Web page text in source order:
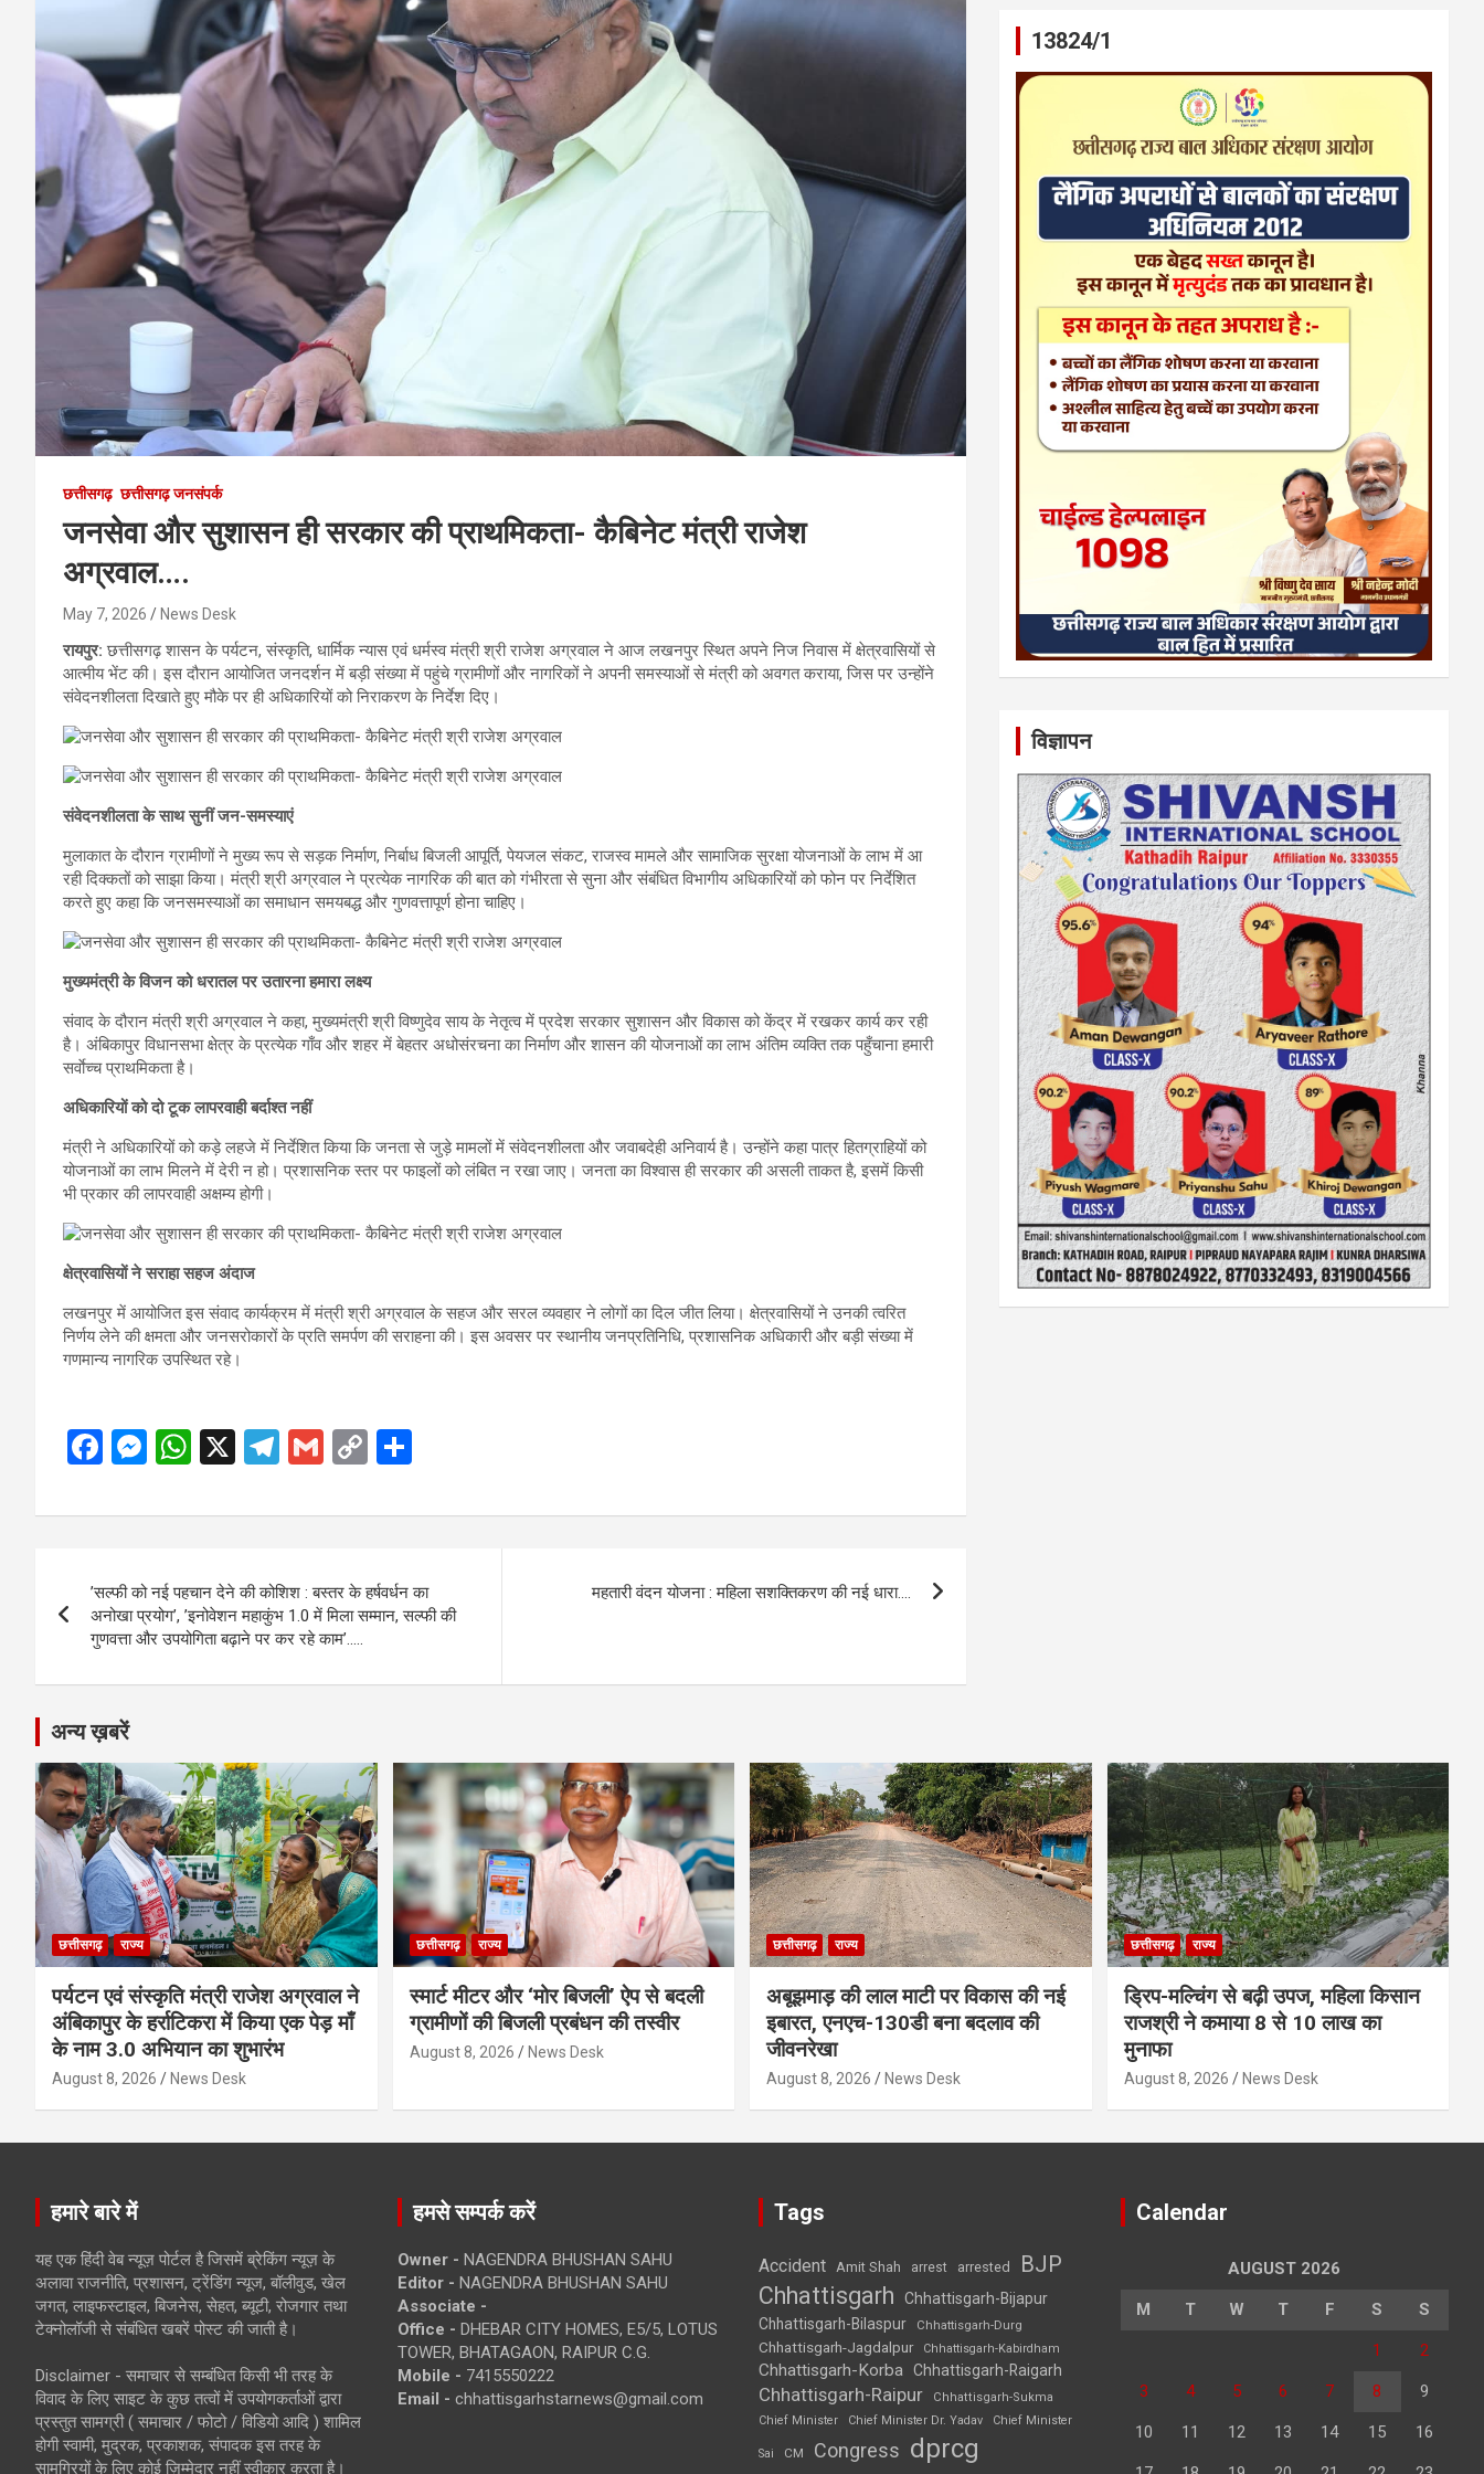
छत्तीसगढ़ छत्तीसगढ़ जनसंपर्क
जनसेवा और सुशासन ही सरकार की प्राथमिकता- कैबिनेट मंत्री राजेश
अग्रवाल….
May 7, 2026 News Desk
रायपुर:छत्तीसगढ़ शासन के पर्यटन, संस्कृति, धार्मिक न्यास एवं धर्मस्व मंत्री श्री राजेश अग्रवाल ने आज लखनपुर स्थित अपने निज निवास में क्षेत्रवासियों से
आत्मीय भेंट की। इस दौरान आयोजित जनदर्शन में बड़ी संख्या में पहुंचे ग्रामीणों और नागरिकों ने अपनी समस्याओं से मंत्री को अवगत कराया, जिस पर उन्होंने
संवेदनशीलता दिखाते हुए मौके पर ही अधिकारियों को निराकरण के निर्देश दिए।
संवेदनशीलता के साथ सुनीं जन-समस्याएं
मुलाकात के दौरान ग्रामीणों ने मुख्य रूप से सड़क निर्माण, निर्बाध बिजली आपूर्ति, पेयजल संकट, राजस्व मामले और सामाजिक सुरक्षा योजनाओं के लाभ में आ
रही दिक्कतों को साझा किया। मंत्री श्री अग्रवाल ने प्रत्येक नागरिक की बात को गंभीरता से सुना और संबंधित विभागीय अधिकारियों को फोन पर निर्देशित
करते हुए कहा कि जनसमस्याओं का समाधान समयबद्ध और गुणवत्तापूर्ण होना चाहिए।
मुख्यमंत्री के विजन को धरातल पर उतारना हमारा लक्ष्य
संवाद के दौरान मंत्री श्री अग्रवाल ने कहा, मुख्यमंत्री श्री विष्णुदेव साय के नेतृत्व में प्रदेश सरकार सुशासन और विकास को केंद्र में रखकर कार्य कर रही
है। अंबिकापुर विधानसभा क्षेत्र के प्रत्येक गाँव और शहर में बेहतर अधोसंरचना का निर्माण और शासन की योजनाओं का लाभ अंतिम व्यक्ति तक पहुँचाना हमारी
सर्वाेच्च प्राथमिकता है।
अधिकारियों को दो टूक लापरवाही बर्दाश्त नहीं
मंत्री ने अधिकारियों को कड़े लहजे में निर्देशित किया कि जनता से जुड़े मामलों में संवेदनशीलता और जवाबदेही अनिवार्य है। उन्होंने कहा पात्र हितग्राहियों को
योजनाओं का लाभ मिलने में देरी न हो। प्रशासनिक स्तर पर फाइलों को लंबित न रखा जाए। जनता का विश्वास ही सरकार की असली ताकत है, इसमें किसी
भी प्रकार की लापरवाही अक्षम्य होगी।
क्षेत्रवासियों ने सराहा सहज अंदाज
लखनपुर में आयोजित इस संवाद कार्यक्रम में मंत्री श्री अग्रवाल के सहज और सरल व्यवहार ने लोगों का दिल जीत लिया। क्षेत्रवासियों ने उनकी त्वरित
निर्णय लेने की क्षमता और जनसरोकारों के प्रति समर्पण की सराहना की। इस अवसर पर स्थानीय जनप्रतिनिधि, प्रशासनिक अधिकारी और बड़ी संख्या में
गणमान्य नागरिक उपस्थित रहे।
F
ce
o
o
k
M
se
g
er
W
at
A
p
p
X
T
e
a
m
G
ail
C
py
n
k
ar
navigation
’सल्फी को नई पहचान देने की कोशिश : बस्तर के हर्षवर्धन का
अनोखा प्रयोग’, ’इनोवेशन महाकुंभ 1.0 में मिला सम्मान, सल्फी की
गुणवत्ता और उपयोगिता बढ़ाने पर कर रहे काम’…..
महतारी वंदन योजना : महिला सशक्तिकरण की नई धारा….
13824/1
विज्ञापन
अन्य ख़बरें
छत्तीसगढ़ राज्य
पर्यटन एवं संस्कृति मंत्री राजेश अग्रवाल ने
अंबिकापुर के हर्राटिकरा में किया एक पेड़ माँ
के नाम 3.0 अभियान का शुभारंभ
August 8, 2026 News Desk
छत्तीसगढ़ राज्य
स्मार्ट मीटर और ‘मोर बिजली’ ऐप से बदली
ग्रामीणों की बिजली प्रबंधन की तस्वीर
August 8, 2026 News Desk
छत्तीसगढ़ राज्य
अबूझमाड़ की लाल माटी पर विकास की नई
इबारत, एनएच-130डी बना बदलाव की
जीवनरेखा
August 8, 2026 News Desk
छत्तीसगढ़ राज्य
ड्रिप-मल्चिंग से बढ़ी उपज, महिला किसान
राजश्री ने कमाया 8 से 10 लाख का
मुनाफा
August 8, 2026 News Desk
हमारे बारे में
यह एक हिंदी वेब न्यूज़ पोर्टल है जिसमें ब्रेकिंग न्यूज़ के
अलावा राजनीति, प्रशासन, ट्रेंडिंग न्यूज, बॉलीवुड, खेल
जगत, लाइफस्टाइल, बिजनेस, सेहत, ब्यूटी, रोजगार तथा
टेक्नोलॉजी से संबंधित खबरें पोस्ट की जाती है।
Disclaimer - समाचार से सम्बंधित किसी भी तरह के
विवाद के लिए साइट के कुछ तत्वों में उपयोगकर्ताओं द्वारा
प्रस्तुत सामग्री ( समाचार / फोटो / विडियो आदि ) शामिल
होगी स्वामी, मुद्रक, प्रकाशक, संपादक इस तरह के
सामग्रियों के लिए कोई ज़िम्मेदार नहीं स्वीकार करता है।
हमसे सम्पर्क करें
Owner - NAGENDRA BHUSHAN SAHU
Editor - NAGENDRA BHUSHAN SAHU
Associate -
Office - DHEBAR CITY HOMES, E5/5, LOTUS
TOWER, BHATAGAON, RAIPUR C.G.
Mobile - 7415550222
Email - chhattisgarhstarnews@gmail.com
Tags
Accident Amit Shah arrest arrested BJP
Chhattisgarh
Chhattisgarh-Bijapur
Chhattisgarh-Bilaspur
Chhattisgarh-Durg
Chhattisgarh-Jagdalpur Chhattisgarh-Kabirdham
Chhattisgarh-Korba Chhattisgarh-Raigarh
Chhattisgarh-Raipur
Chhattisgarh-Sukma
Chief Minister
Chief Minister Dr. Yadav Chief Minister
Sai CM Congress dprcg
Calendar
AUGUST 2026
M T W T F S S
1 2
3 4 5 6 7 8 9
10 11 12 13 14 15 16